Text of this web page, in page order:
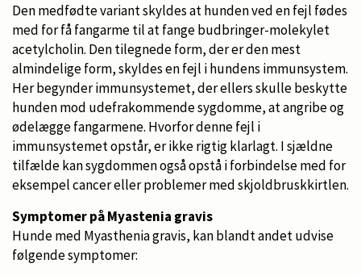
Den medfødte variant skyldes at hunden ved en fejl fødes
med for få fangarme til at fange budbringer-molekylet
acetylcholin. Den tilegnede form, der er den mest
almindelige form, skyldes en fejl i hundens immunsystem.
Her begynder immunsystemet, der ellers skulle beskytte
hunden mod udefrakommende sygdomme, at angribe og
ødelægge fangarmene. Hvorfor denne fejl i
immunsystemet opstår, er ikke rigtig klarlagt. I sjældne
tilfælde kan sygdommen også opstå i forbindelse med for
eksempel cancer eller problemer med skjoldbruskkirtlen.
Symptomer på Myastenia gravis
Hunde med Myasthenia gravis, kan blandt andet udvise
følgende symptomer: